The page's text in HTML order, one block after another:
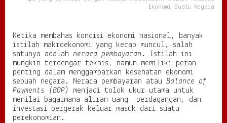
b
a
y
a
r
a
n
:
C
Ekonomi Suatu Negara
Ketika membahas kondisi ekonomi nasional, banyak
istilah makroekonomi yang kerap muncul, salah
satunya adalah neraca pembayaran . Istilah ini
mungkin terdengar teknis, namun memiliki peran
penting dalam menggambarkan kesehatan ekonomi
sebuah negara. Neraca pembayaran atau Balance of
Payments (BOP)
menjadi tolok ukur utama untuk
menilai bagaimana aliran uang, perdagangan, dan
investasi bergerak keluar masuk dari suatu
perekonomian.